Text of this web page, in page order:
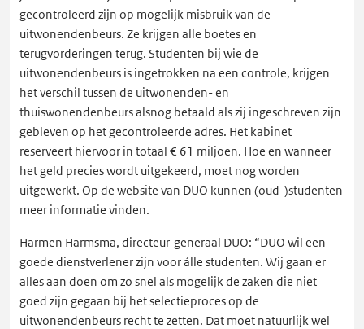
gecontroleerd zijn op mogelijk misbruik van de
uitwonendenbeurs. Ze krijgen alle boetes en
terugvorderingen terug. Studenten bij wie de
uitwonendenbeurs is ingetrokken na een controle, krijgen
het verschil tussen de uitwonenden- en
thuiswonendenbeurs alsnog betaald als zij ingeschreven zijn
gebleven op het gecontroleerde adres. Het kabinet
reserveert hiervoor in totaal € 61 miljoen. Hoe en wanneer
het geld precies wordt uitgekeerd, moet nog worden
uitgewerkt. Op de website van DUO kunnen (oud-)studenten
meer informatie vinden.
Harmen Harmsma, directeur-generaal DUO: “DUO wil een
goede dienstverlener zijn voor álle studenten. Wij gaan er
alles aan doen om zo snel als mogelijk de zaken die niet
goed zijn gegaan bij het selectieproces op de
uitwonendenbeurs recht te zetten. Dat moet natuurlijk wel